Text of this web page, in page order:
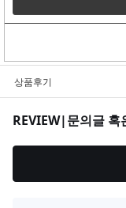
상품후기